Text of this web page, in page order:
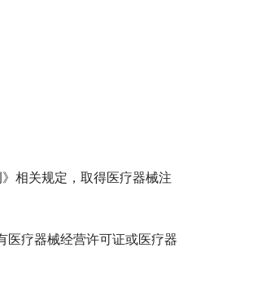
相关规定，取得医疗器械注
医疗器械经营许可证或医疗器